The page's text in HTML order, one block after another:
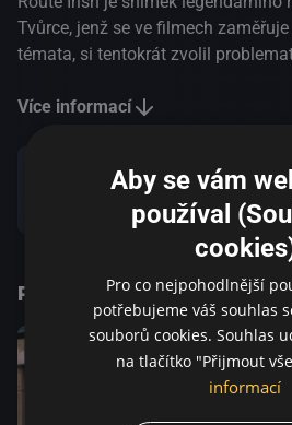
Tvůrce, jenž se ve filmech
témata, si tentokrát zvolil
Blízkém východě jako zásobovatelé
podnítí k pátrání, zda kamarádova
Více informací
Podobné tituly
Aby se vám
používal
Pro co nejpohodlnější
potřebujeme váš souhlas
souborů cookies. Souhlas
na tlačítko "Přijmout
informací